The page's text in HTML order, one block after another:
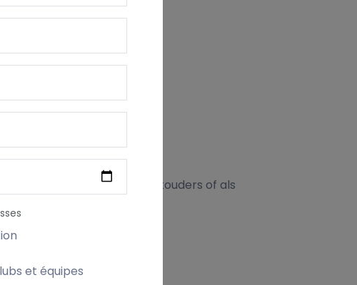
conversie
Ideaal voor ouders, grootouders of als
vele wasbeurten.
et équipes